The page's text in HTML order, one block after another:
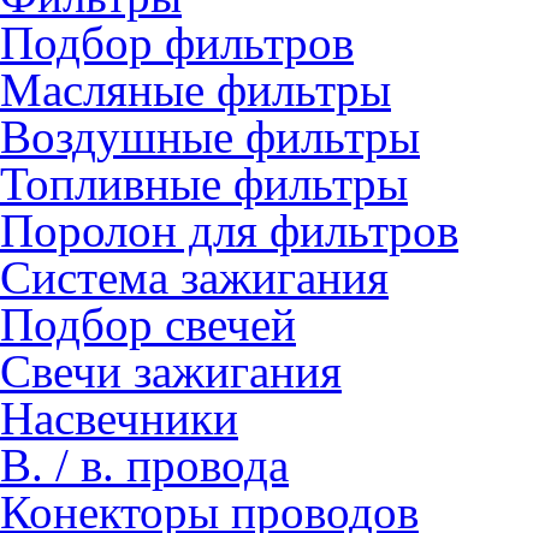
Подбор фильтров
Масляные фильтры
Воздушные фильтры
Топливные фильтры
Поролон для фильтров
Система зажигания
Подбор свечей
Свечи зажигания
Насвечники
В. / в. провода
Конекторы проводов